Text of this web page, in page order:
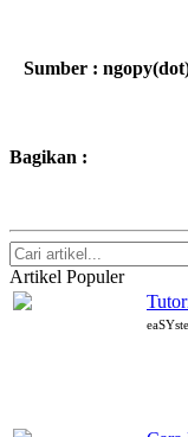
Sumber :
Bagikan :
Artikel Populer